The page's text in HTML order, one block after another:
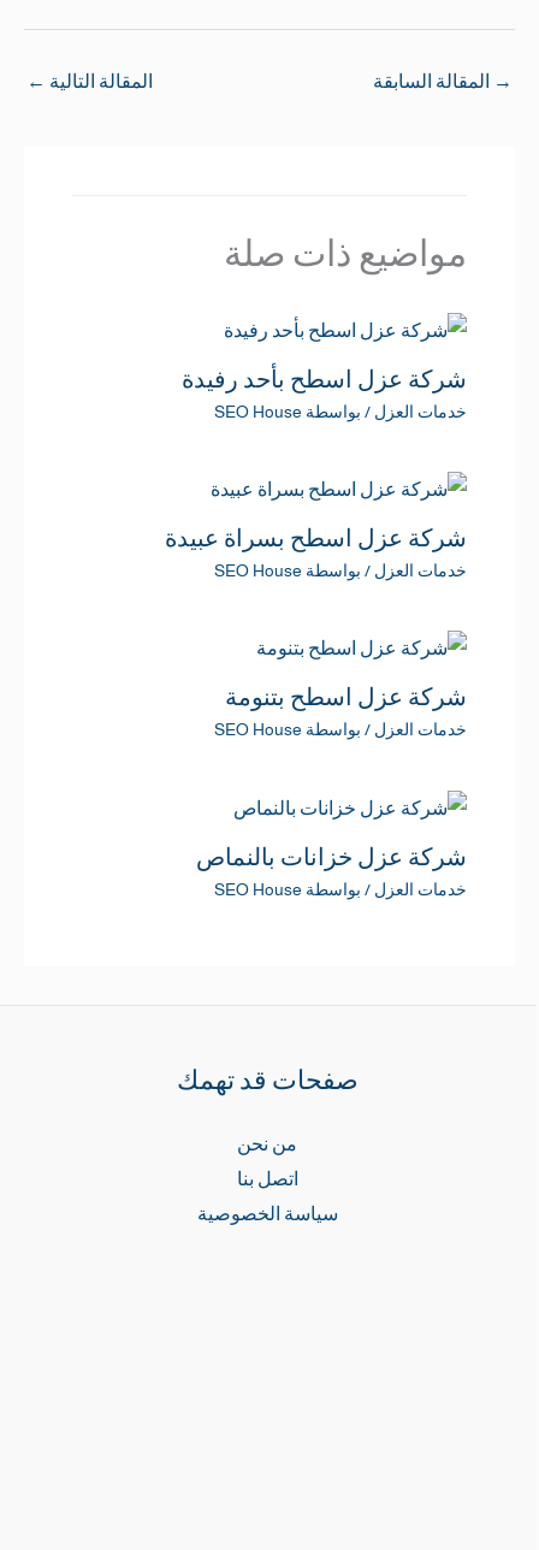
→ المقالة السابقة المقالة التالية ←
مواضيع ذات صلة
شركة عزل اسطح بأحد رفيدة
خدمات العزل/ بواسطة SEO House
شركة عزل اسطح بسراة عبيدة
خدمات العزل/ بواسطة SEO House
شركة عزل اسطح بتنومة
خدمات العزل/ بواسطة SEO House
شركة عزل خزانات بالنماص
خدمات العزل/ بواسطة SEO House
صفحات قد تهمك
من نحن
اتصل بنا
سياسة الخصوصية